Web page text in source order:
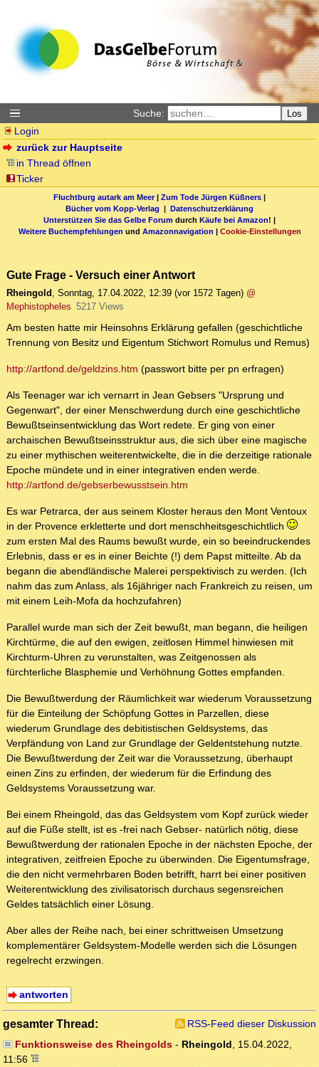
Suche: Los
Login
zurück zur Hauptseite
in Thread öffnen
Ticker
Fluchtburg autark am Meer| Zum Tode Jürgen Küßners |
Bücher vom Kopp-Verlag | Datenschutzerklärung
Unterstützen Sie das Gelbe Forum durch Käufe bei Amazon! |
Weitere Buchempfehlungen und Amazonnavigation | Cookie-Einstellungen
Gute Frage - Versuch einer Antwort
Rheingold , Sonntag, 17.04.2022, 12:39 (vor 1572 Tagen) @
Mephistopheles 5217 Views
Am besten hatte mir Heinsohns Erklärung gefallen (geschichtliche
Trennung von Besitz und Eigentum Stichwort Romulus und Remus)
http://artfond.de/geldzins.htm (passwort bitte per pn erfragen)
Als Teenager war ich vernarrt in Jean Gebsers "Ursprung und
Gegenwart", der einer Menschwerdung durch eine geschichtliche
Bewußtseinsentwicklung das Wort redete. Er ging von einer
archaischen Bewußtseinsstruktur aus, die sich über eine magische
zu einer mythischen weiterentwickelte, die in die derzeitige rationale
Epoche mündete und in einer integrativen enden werde.
http://artfond.de/gebserbewusstsein.htm
Es war Petrarca, der aus seinem Kloster heraus den Mont Ventoux
in der Provence erkletterte und dort menschheitsgeschichtlich
zum ersten Mal des Raums bewußt wurde, ein so beeindruckendes
Erlebnis, dass er es in einer Beichte (!) dem Papst mitteilte. Ab da
begann die abendländische Malerei perspektivisch zu werden. (Ich
nahm das zum Anlass, als 16jähriger nach Frankreich zu reisen, um
mit einem Leih-Mofa da hochzufahren)
Parallel wurde man sich der Zeit bewußt, man begann, die heiligen
Kirchtürme, die auf den ewigen, zeitlosen Himmel hinwiesen mit
Kirchturm-Uhren zu verunstalten, was Zeitgenossen als
fürchterliche Blasphemie und Verhöhnung Gottes empfanden.
Die Bewußtwerdung der Räumlichkeit war wiederum Voraussetzung
für die Einteilung der Schöpfung Gottes in Parzellen, diese
wiederum Grundlage des debitistischen Geldsystems, das
Verpfändung von Land zur Grundlage der Geldentstehung nutzte.
Die Bewußtwerdung der Zeit war die Voraussetzung, überhaupt
einen Zins zu erfinden, der wiederum für die Erfindung des
Geldsystems Voraussetzung war.
Bei einem Rheingold, das das Geldsystem vom Kopf zurück wieder
auf die Füße stellt, ist es -frei nach Gebser- natürlich nötig, diese
Bewußtwerdung der rationalen Epoche in der nächsten Epoche, der
integrativen, zeitfreien Epoche zu überwinden. Die Eigentumsfrage,
die den nicht vermehrbaren Boden betrifft, harrt bei einer positiven
Weiterentwicklung des zivilisatorisch durchaus segensreichen
Geldes tatsächlich einer Lösung.
Aber alles der Reihe nach, bei einer schrittweisen Umsetzung
komplementärer Geldsystem-Modelle werden sich die Lösungen
regelrecht erzwingen.
antworten
gesamter Thread:
RSS-Feed dieser Diskussion
Funktionsweise des Rheingolds- Rheingold, 15.04.2022,
11:56